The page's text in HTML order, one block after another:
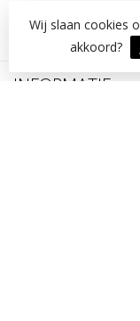
INFORMATIE
Wij slaan cookies
akkoord?